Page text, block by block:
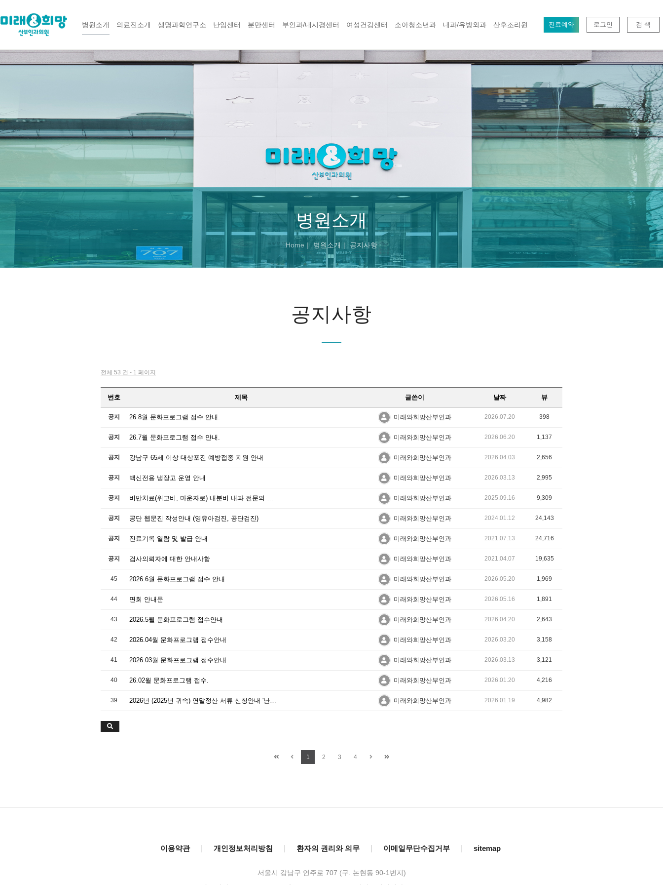
병원소개 의료진소개 생명과학연구소 난임센터 분만센터 부인과/내시경센터 여성건강센터 소아청소년과 내과/유방외과 산후조리원 진료예약 로그인 검 색
병원소개
Home 병원소개 공지사항
공지사항
전체 53 건 - 1 페이지
번호 제목 글쓴이 날짜 뷰
공지 26.8월 문화프로그램 접수 안내. 미래와희망산부인과 2026.07.20 398
공지 26.7월 문화프로그램 접수 안내. 미래와희망산부인과 2026.06.20 1,137
공지 강남구 65세 이상 대상포진 예방접종 지원 안내 미래와희망산부인과 2026.04.03 2,656
공지 백신전용 냉장고 운영 안내 미래와희망산부인과 2026.03.13 2,995
공지 비만치료(위고비, 마운자로) 내분비 내과 전문의 처방 가능 미래와희망산부인과 2025.09.16 9,309
공지 공단 웹문진 작성안내 (영유아검진, 공단검진) 미래와희망산부인과 2024.01.12 24,143
공지 진료기록 열람 및 발급 안내 미래와희망산부인과 2021.07.13 24,716
공지 검사의뢰자에 대한 안내사항 미래와희망산부인과 2021.04.07 19,635
45 2026.6월 문화프로그램 접수 안내 미래와희망산부인과 2026.05.20 1,969
44 면회 안내문 미래와희망산부인과 2026.05.16 1,891
43 2026.5월 문화프로그램 접수안내 미래와희망산부인과 2026.04.20 2,643
42 2026.04월 문화프로그램 접수안내 미래와희망산부인과 2026.03.20 3,158
41 2026.03월 문화프로그램 접수안내 미래와희망산부인과 2026.03.13 3,121
40 26.02월 문화프로그램 접수. 미래와희망산부인과 2026.01.20 4,216
39 2026년 (2025년 귀속) 연말정산 서류 신청안내 '난임시술비에 대한 진료납입확인서' 미래와희망산부인과 2026.01.19 4,982
1 2 3 4
이용약관 개인정보처리방침 환자의 권리와 의무 이메일무단수집거부 sitemap
서울시 강남구 언주로 707 (구. 논현동 90-1번지)